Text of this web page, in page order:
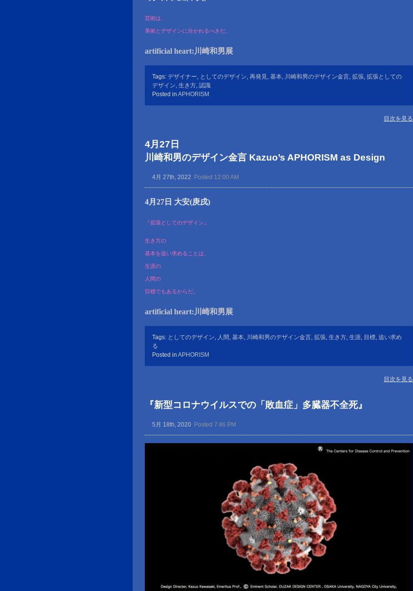
芸術は、
美術とデザインに分かれるべきだ。
artificial heart:川崎和男展
Tags: デザイナー, としてのデザイン, 再発見, 基本, 川崎和男のデザイン金言, 拡張, 拡張としての
デザイン, 生き方, 認識
Posted in APHORISM
目次を見る
4月27日
川崎和男のデザイン金言 Kazuo’s APHORISM as Design
4月 27th, 2022 Posted 12:00 AM
4月27日 大安(庚戌)
『拡張としてのデザイン』
生き方の
基本を追い求めることは、
生涯の
人間の
目標でもあるからだ。
artificial heart:川崎和男展
Tags: としてのデザイン, 人間 , 基本, 川崎和男のデザイン金言, 拡張, 生き方, 生涯, 目標, 追い求め
る
Posted in APHORISM
目次を見る
『新型コロナウイルスでの「敗血症」多臓器不全死』
5月 18th, 2020 Posted 7:46 PM